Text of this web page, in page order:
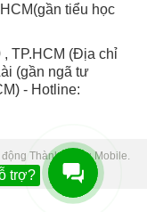
tiểu học
TP.HCM (Địa chỉ
(gần ngã tư
- Hotline:
Thành Trung Mobile.
trợ?